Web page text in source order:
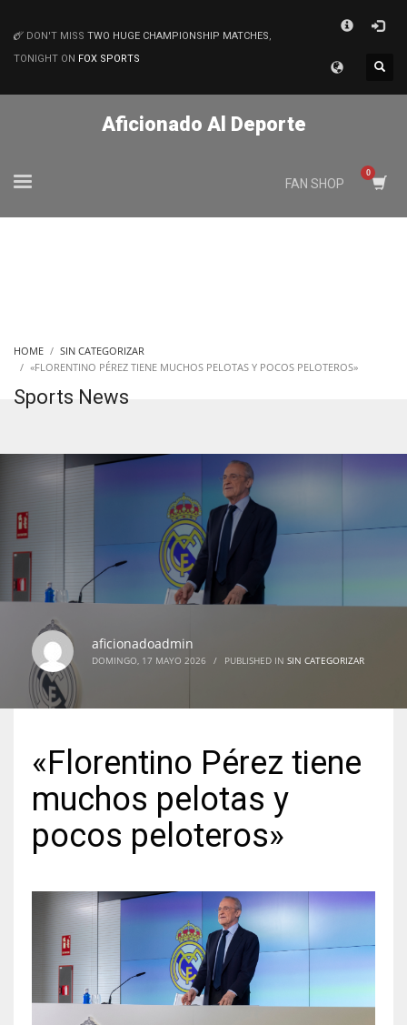
MATCHES
NYJ
3
ATL
DON'T MISS TWO HUGE CHAMPIONSHIP MATCHES,
TONIGHT ON FOX SPORTS
Aficionado Al Deporte
FAN SHOP
HOME
SIN CATEGORIZAR
«FLORENTINO PÉREZ TIENE MUCHOS PELOTAS Y POCOS PELOTEROS»
Sports News
aficionadoadmin
DOMINGO, 17 MAYO 2026 / PUBLISHED IN SIN CATEGORIZAR
«Florentino Pérez tiene
muchos pelotas y
pocos peloteros»